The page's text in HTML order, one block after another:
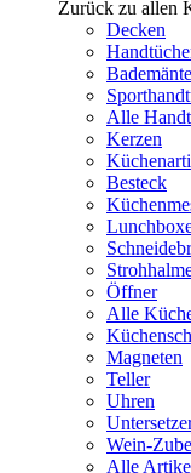
Zurück zu allen
Decken
Alle
Kerzen
Besteck
Öffner
Alle
Magneten
Teller
Uhren
Wein-
Alle